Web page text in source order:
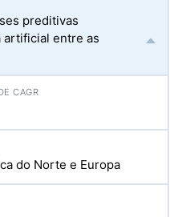
preditivas
entre as
do Norte e Europa